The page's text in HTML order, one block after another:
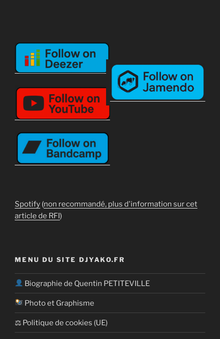
Spotify (non recommandé, plus d'information sur cet
article de RFI )
MENU DU SITE DJYAKO.FR
Biographie de Quentin PETITEVILLE
Photo et Graphisme
⚖ Politique de cookies (UE)